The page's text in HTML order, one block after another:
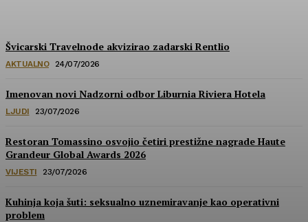
Švicarski Travelnode akvizirao zadarski Rentlio
AKTUALNO 24/07/2026
Imenovan novi Nadzorni odbor Liburnia Riviera Hotela
LJUDI 23/07/2026
Restoran Tomassino osvojio četiri prestižne nagrade Haute
Grandeur Global Awards 2026
VIJESTI 23/07/2026
Kuhinja koja šuti: seksualno uznemiravanje kao operativni
problem